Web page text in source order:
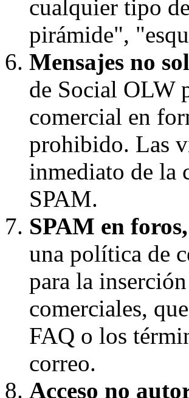
cualquier tipo
pirámide",
Mensajes no
de Social OLW
comercial en
prohibido. Las
inmediato de la
SPAM.
SPAM en
una política de
para la
comerciales,
FAQ o los
correo.
Acceso no